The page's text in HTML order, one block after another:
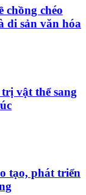
chồng chéo
di sản văn hóa
vật thể sang
tạo, phát triển